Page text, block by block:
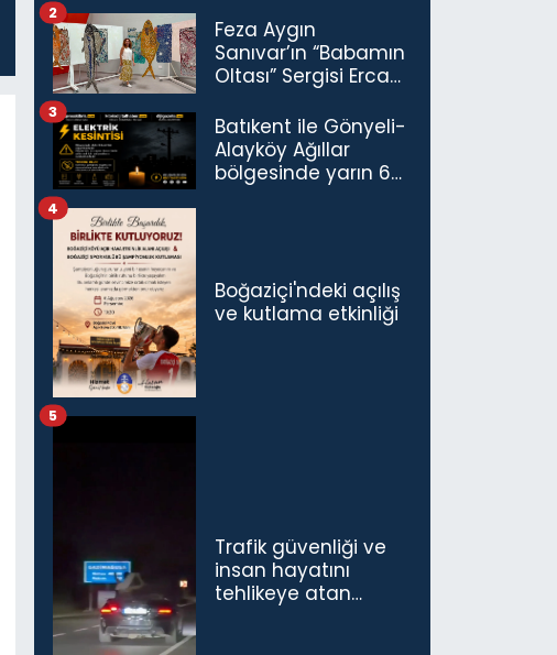
Feza Aygın
Sanıvar’ın “Babamın
Oltası” Sergisi Ercan
Açıldı
2
Batıkent ile Gönyeli-
Alayköy Ağıllar
bölgesinde yarın 6
3
Boğaziçi'ndeki açılış
ve kutlama etkinliği
4
Trafik güvenliği ve
insan hayatını
tehlikeye atan
5